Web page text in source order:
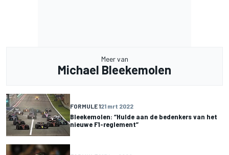
Meer van
Michael Bleekemolen
FORMULE 121 mrt 2022
Bleekemolen: “Hulde aan de bedenkers van het
nieuwe F1-reglement”